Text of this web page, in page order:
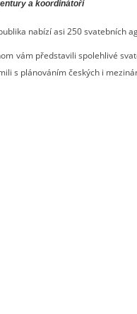
a koordinátoři
nabízí asi 250 svatebních
vám představili spolehlivé
s plánováním českých i